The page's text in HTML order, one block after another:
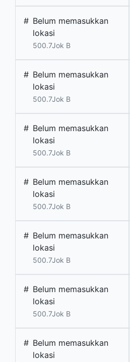
# Belum memasukkan
lokasi
500.7Jok B
# Belum memasukkan
lokasi
500.7Jok B
# Belum memasukkan
lokasi
500.7Jok B
# Belum memasukkan
lokasi
500.7Jok B
# Belum memasukkan
lokasi
500.7Jok B
# Belum memasukkan
lokasi
500.7Jok B
# Belum memasukkan
lokasi